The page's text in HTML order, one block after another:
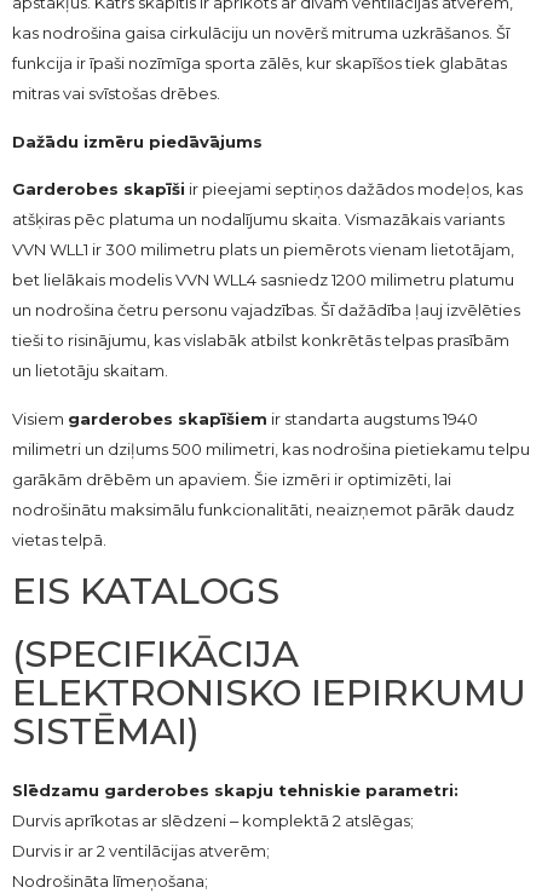
kas nodrošina gaisa cirkulāciju un novērš mitruma uzkrāšanos. Šī
funkcija ir īpaši nozīmīga sporta zālēs, kur skapīšos tiek glabātas
mitras vai svīstošas drēbes.
Dažādu izmēru piedāvājums
Garderobes skapīši ir pieejami septiņos dažādos modeļos, kas
atšķiras pēc platuma un nodalījumu skaita. Vismazākais variants
VVN WLL1 ir 300 milimetru plats un piemērots vienam lietotājam,
bet lielākais modelis VVN WLL4 sasniedz 1200 milimetru platumu
un nodrošina četru personu vajadzības. Šī dažādība ļauj izvēlēties
tieši to risinājumu, kas vislabāk atbilst konkrētās telpas prasībām
un lietotāju skaitam.
Visiem garderobes skapīšiem ir standarta augstums 1940
milimetri un dziļums 500 milimetri, kas nodrošina pietiekamu telpu
garākām drēbēm un apaviem. Šie izmēri ir optimizēti, lai
nodrošinātu maksimālu funkcionalitāti, neaizņemot pārāk daudz
vietas telpā.
EIS KATALOGS
(SPECIFIKĀCIJA
ELEKTRONISKO IEPIRKUMU
SISTĒMAI)
Slēdzamu garderobes skapju tehniskie parametri:
Durvis aprīkotas ar slēdzeni ‒ komplektā 2 atslēgas;
Durvis ir ar 2 ventilācijas atverēm;
Nodrošināta līmeņošana;